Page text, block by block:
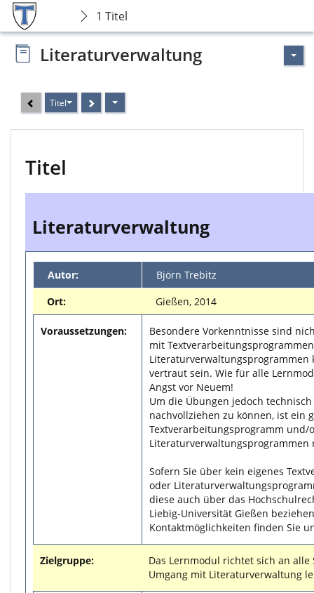
1 Titel
Literaturverwaltung
Titel
Titel
Literaturverwaltung
Autor:
Björn Trebitz
Ort:
Gießen, 2014
Voraussetzungen:
Besondere Vorkenntnisse sind
mit
Literaturverwaltungsprogrammen
vertraut sein. Wie für alle
Angst vor Neuem!
Um die Übungen jedoch
nachvollziehen zu können, ist ein
Textverarbeitungsprogramm und/
Literaturverwaltungsprogrammen
Sofern Sie über kein eigenes
oder
diese auch über das
Liebig-Universität Gießen
Kontaktmöglichkeiten finden Sie
Zielgruppe:
Das Lernmodul richtet sich an
Umgang mit Literaturverwaltung